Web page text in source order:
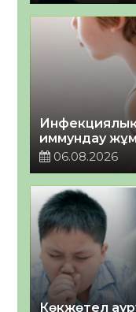
Инфекциялық
иммундау
06.08.2026
Көкжөтел